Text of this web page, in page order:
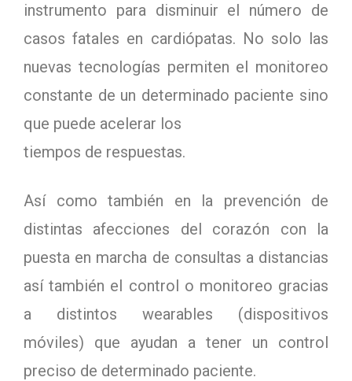
instrumento para disminuir el número de
casos fatales en cardiópatas. No solo las
nuevas tecnologías permiten el monitoreo
constante de un determinado paciente sino
que puede acelerar los
tiempos de respuestas.
Así como también en la prevención de
distintas afecciones del corazón con la
puesta en marcha de consultas a distancias
así también el control o monitoreo gracias
a distintos wearables (dispositivos
móviles) que ayudan a tener un control
preciso de determinado paciente.